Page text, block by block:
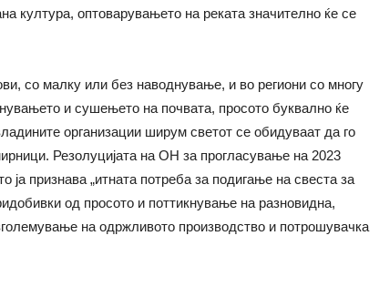
култура, оптоварувањето на реката значително ќе се
со малку или без наводнување, и во региони со многу
и сушењето на почвата, просото буквално ќе
организации ширум светот се обидуваат да го
Резолуцијата на ОН за прогласување на 2023
ја признава „итната потреба за подигање на свеста за
од просото и поттикнување на разновидна,
на одржливото производство и потрошувачка